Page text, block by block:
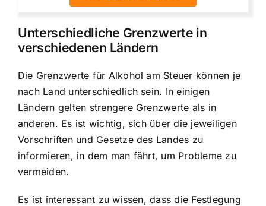
Unterschiedliche Grenzwerte in
verschiedenen Ländern
Die Grenzwerte für Alkohol am Steuer können je
nach Land unterschiedlich sein. In einigen
Ländern gelten strengere Grenzwerte als in
anderen. Es ist wichtig, sich über die jeweiligen
Vorschriften und Gesetze des Landes zu
informieren, in dem man fährt, um Probleme zu
vermeiden.
Es ist interessant zu wissen, dass die Festlegung